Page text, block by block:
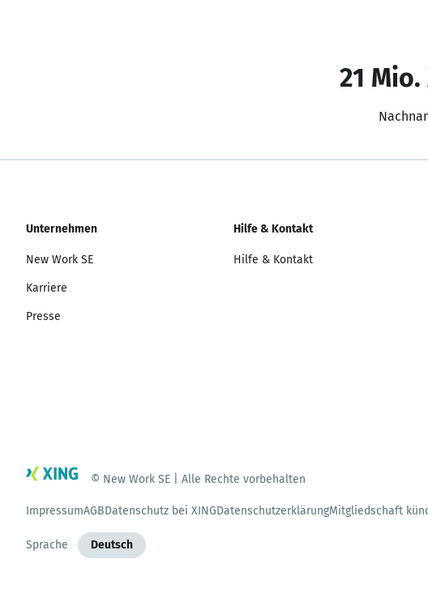
21
Unternehmen
New Work SE
Karriere
Presse
Hilfe & Kontakt
Hilfe & Kontakt
© New Work SE | Alle Rechte vorbehalten
ImpressumAGBDatenschutz bei XINGDatenschutzerklärungMitgliedschaft
Sprache Deutsch